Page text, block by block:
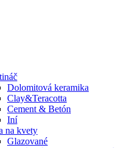
Dolomitová keramika
Clay&Teracotta
Cement & Betón
Iní
na kvety
Glazované